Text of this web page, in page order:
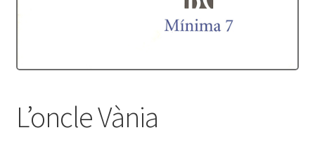
L’oncle Vània